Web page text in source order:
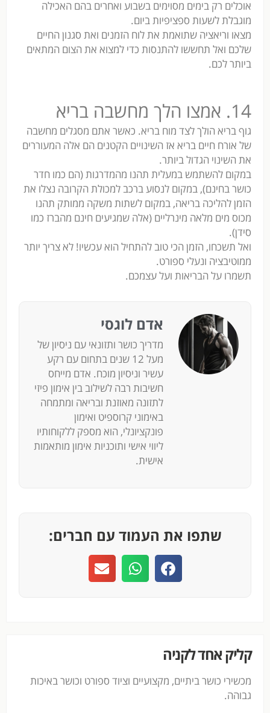
אוכלים רק בימים מסוימים בשבוע ואחרים בהם האכילה
מוגבלת לשעות ספציפיות ביום.
מצאו וריאציה שתואמת את לוח הזמנים ואת סגנון החיים
שלכם ואל תחששו להתנסות כדי למצוא את הצום המתאים
ביותר לכם.
14. אמצו הלך מחשבה בריא
גוף בריא הולך לצד מוח בריא. כאשר אתם מסגלים מחשבה
של אורח חיים בריא אז השינויים הקטנים הם אלה המעוררים
את השינוי הגדול ביותר.
במקום להשתמש במעלית תהנו מהמדרגות (הם כמו חדר
כושר בחינם), במקום לנסוע ברכב למכולת הקרובה נצלו את
הזמן להליכה בריאה, במקום לשתות משקה ממותק תהנו
מכוס מים מלאה מינרליים (אלה שמגיעים חינם מהברז כמו
סידן).
ואל תשכחו, הזמן הכי טוב להתחיל הוא עכשיו! לא צריך יותר
ממוטיבציה ונעלי ספורט.
תשמרו על הבריאות ועל עצמכם.
אדם לוגסי
מדריך כושר ותזונאי עם ניסיון של
מעל 12 שנים בתחום עם רקע
עשיר וניסיון מוכח. אדם מייחס
חשיבות רבה לשילוב בין אימון פיזי
לתזונה מאוזנת ובריאה ומתמחה
באימוני קרוספיט ואימון
פונקציונלי, הוא מספק ללקוחותיו
ליווי אישי ותוכניות אימון מותאמות
אישית.
שתפו את העמוד עם חברים:
קליק אחד לקניה
מכשירי כושר ביתיים, מקצועיים וציוד ספורט וכושר באיכות
גבוהה.